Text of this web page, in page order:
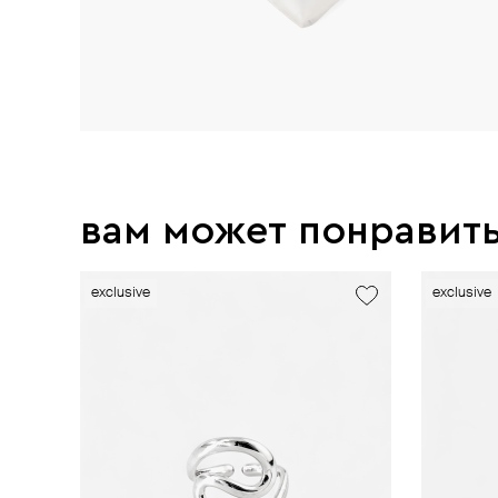
вам может
exclusive exclusive
exclusive
new exclusive exclusive
exclusive exclusive